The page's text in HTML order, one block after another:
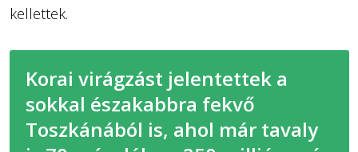
kellettek.
Korai virágzást jelentettek a
sokkal északabbra fekvő
Toszkánából is, ahol már tavaly